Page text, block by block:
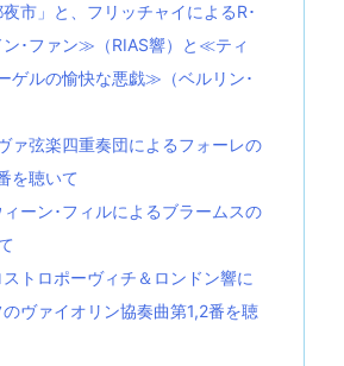
市」と、フリッチャイによるR･
･ファン≫（RIAS響）と≪ティ
ゲルの愉快な悪戯≫（ベルリン･
ァ弦楽四重奏団によるフォーレの
を聴いて
ーン･フィルによるブラームスの
トロポーヴィチ＆ロンドン響に
ヴァイオリン協奏曲第1,2番を聴